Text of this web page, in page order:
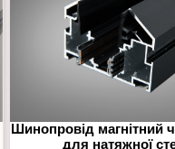
Шинопровід магнітний
для натяжної